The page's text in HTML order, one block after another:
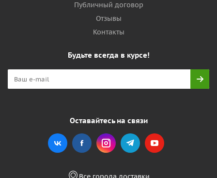
Публичный договор
Отзывы
Контакты
Будьте всегда в курсе!
Оставайтесь на связи